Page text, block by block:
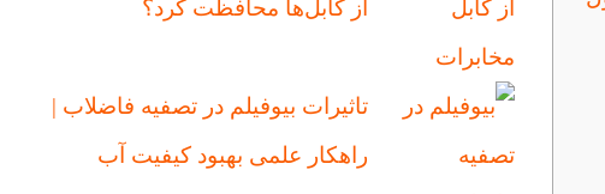
از کابل‌ها محافظت کرد؟
تاثیرات بیوفیلم در تصفیه فاضلاب |
راهکار علمی بهبود کیفیت آب